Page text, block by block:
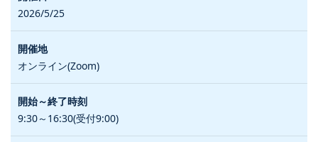
2026/5/25
オンライン(Zoom)
9:30～16:30(受付9:00)